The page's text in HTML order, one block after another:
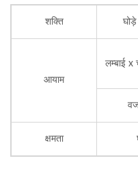
शक्ति
आयाम
लम्बाई x
क्षमता